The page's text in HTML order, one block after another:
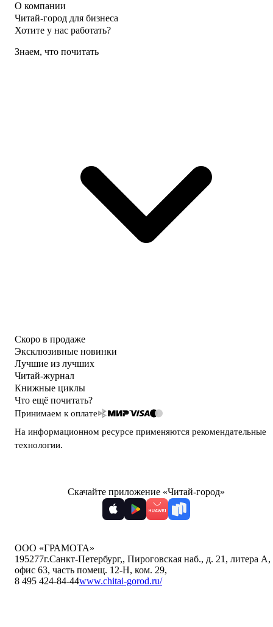
О компании
Читай-город для бизнеса
Хотите у нас работать?
Знаем, что почитать
Скоро в продаже
Эксклюзивные новинки
Лучшие из лучших
Читай-журнал
Книжные циклы
Что ещё почитать?
Принимаем к оплате
На информационном ресурсе применяются рекомендательные
технологии.
Скачайте приложение «Читай-город»
ООО «ГРАМОТА»
195277г.Санкт-Петербург,, Пироговская наб., д. 21, литера А,
офис 63, часть помещ. 12-Н, ком. 29,
8 495 424-84-44www.chitai-gorod.ru/